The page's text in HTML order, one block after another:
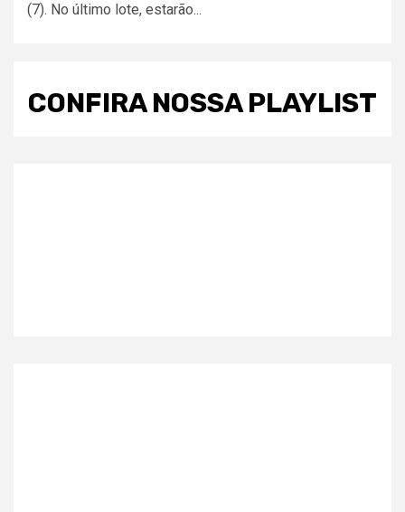
(7). No último lote, estarão...
CONFIRA NOSSA PLAYLIST